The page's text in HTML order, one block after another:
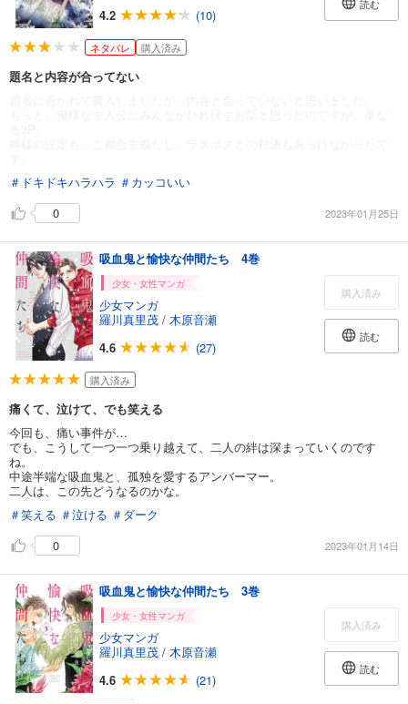
4.2
(10)
読む
ネタバレ 購入済み
題名と内容が合ってない
＃ドキドキハラハラ ＃カッコいい
0
2023年01月25日
吸血鬼と愉快な仲間たち 4巻
少女・女性マンガ
少女マンガ
羅川真里茂 / 木原音瀬
4.6
(27)
購入済み
読む
購入済み
痛くて、泣けて、でも笑える
今回も、痛い事件が…
でも、こうして一つ一つ乗り越えて、二人の絆は深まっていくのです
ね。
中途半端な吸血鬼と、孤独を愛するアンバーマー。
二人は、この先どうなるのかな。
＃笑える ＃泣ける ＃ダーク
0
2023年01月14日
吸血鬼と愉快な仲間たち 3巻
少女・女性マンガ
少女マンガ
羅川真里茂 / 木原音瀬
4.6
(21)
購入済み
読む